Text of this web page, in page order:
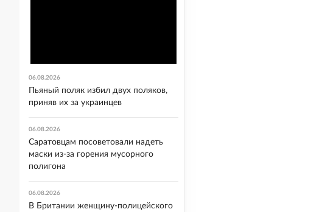
06.08.2026
Пьяный поляк избил двух поляков,
приняв их за украинцев
06.08.2026
Саратовцам посоветовали надеть
маски из-за горения мусорного
полигона
06.08.2026
В Британии женщину-полицейского